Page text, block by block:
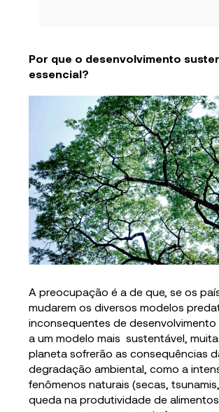
Por que o desenvolvimento
essencial?
A preocupação é a de que, se os
mudarem os diversos modelos
inconsequentes de desenvolvimento
a um modelo mais sustentável,
planeta sofrerão as consequências
degradação ambiental, como a
fenômenos naturais (secas,
queda na produtividade de